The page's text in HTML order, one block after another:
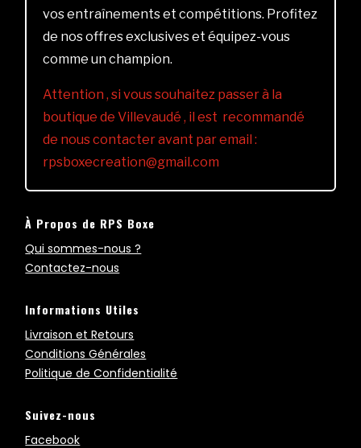
vos entraînements et compétitions. Profitez
de nos offres exclusives et équipez-vous
comme un champion.
Attention , si vous souhaitez passer à la
boutique de Villevaudé , il est recommandé
de nous contacter avant par email :
rpsboxecreation@gmail.com
À Propos de RPS Boxe
Qui sommes-nous ?
Contactez-nous
Informations Utiles
Livraison et Retours
Conditions Générales
Politique de Confidentialité
Suivez-nous
Facebook